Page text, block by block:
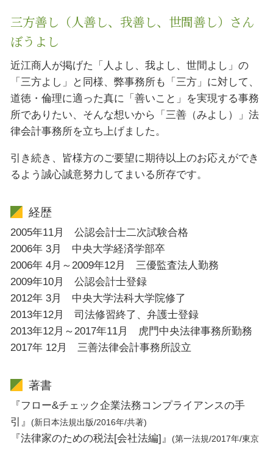
三方善し（人善し、我善し、世間善し）さん
ぼうよし
近江商人が掲げた「人よし、我よし、世間よし」の
「三方よし」と同様、弊事務所も「三方」に対して、
道徳・倫理に適った真に「善いこと」を実現する事務
所でありたい、そんな想いから「三善（みよし）」法
律会計事務所を立ち上げました。
引き続き、皆様方のご要望に期待以上のお応えができ
るよう誠心誠意努力してまいる所存です。
経歴
2005年11月 公認会計士二次試験合格
2006年 3月 中央大学経済学部卒
2006年 4月～2009年12月 三優監査法人勤務
2009年10月 公認会計士登録
2012年 3月 中央大学法科大学院修了
2013年12月 司法修習終了、弁護士登録
2013年12月～2017年11月 虎門中央法律事務所勤務
2017年 12月 三善法律会計事務所設立
著書
『フロー&チェック企業法務コンプライアンスの手
引』
(新日本法規出版/2016年/共著)
『法律家のための税法[会社法編]』
(第一法規/2017年/東京